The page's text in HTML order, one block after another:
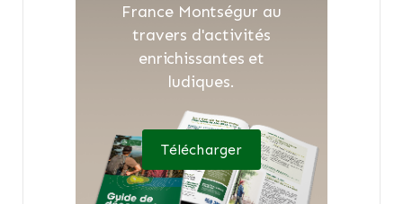
France Montségur au
travers d'activités
enrichissantes et
ludiques.
Télécharger